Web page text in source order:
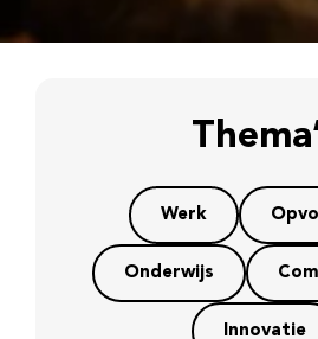
Werk
Onderwijs
Innovatie